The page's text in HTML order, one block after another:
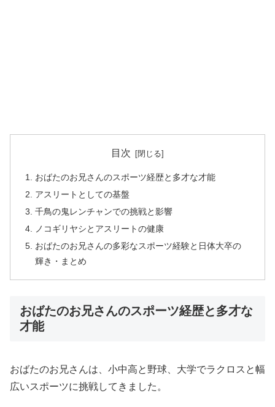
目次
おばたのお兄さんのスポーツ経歴と多才な才能
アスリートとしての基盤
千鳥の鬼レンチャンでの挑戦と影響
ノコギリヤシとアスリートの健康
おばたのお兄さんの多彩なスポーツ経験と日体大卒の
輝き・まとめ
おばたのお兄さんのスポーツ経歴と多才な
才能
おばたのお兄さんは、小中高と野球、大学でラクロスと幅
広いスポーツに挑戦してきました。